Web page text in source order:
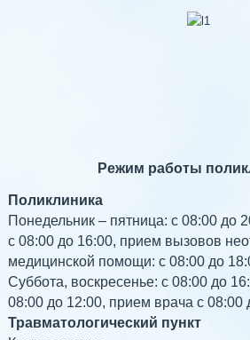
Режим работы
Поликлиника
Понедельник – пятница: с 08:00 до
с 08:00 до 16:00, прием вызовов
медицинской помощи: с 08:00 до
Суббота, воскресенье: с 08:00 до
08:00 до 12:00, прием врача с 08:00
Травматологический пункт